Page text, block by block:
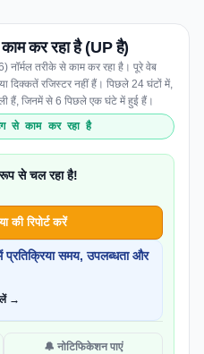
कर रहा है (UP है)
तरीके से काम कर रहा है। पूरे वेब
दिक्कतें रजिस्टर नहीं हैं। पिछले 24 घंटों में,
हैं, जिनमें से 6 पिछले एक घंटे में हुई हैं।
से काम कर रहा है
से चल रहा है!
की रिपोर्ट करें
समय, उपलब्धता और
→
🔔 नोटिफिकेशन पाएं